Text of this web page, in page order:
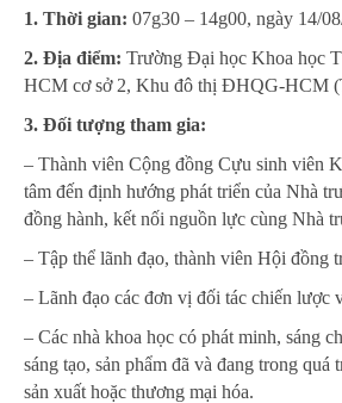
1. Thời gian: 07g30 – 14g00, ngày 14/
2. Địa điểm: Trường Đại học Khoa học
HCM cơ sở 2, Khu đô thị ĐHQG-HCM
3. Đối tượng tham gia:
– Thành viên Cộng đồng Cựu sinh viên
tâm đến định hướng phát triển của Nhà
đồng hành, kết nối nguồn lực cùng Nhà
– Tập thể lãnh đạo, thành viên Hội đồng
– Lãnh đạo các đơn vị đối tác chiến lược
– Các nhà khoa học có phát minh, sáng
sáng tạo, sản phẩm đã và đang trong quá
sản xuất hoặc thương mại hóa.